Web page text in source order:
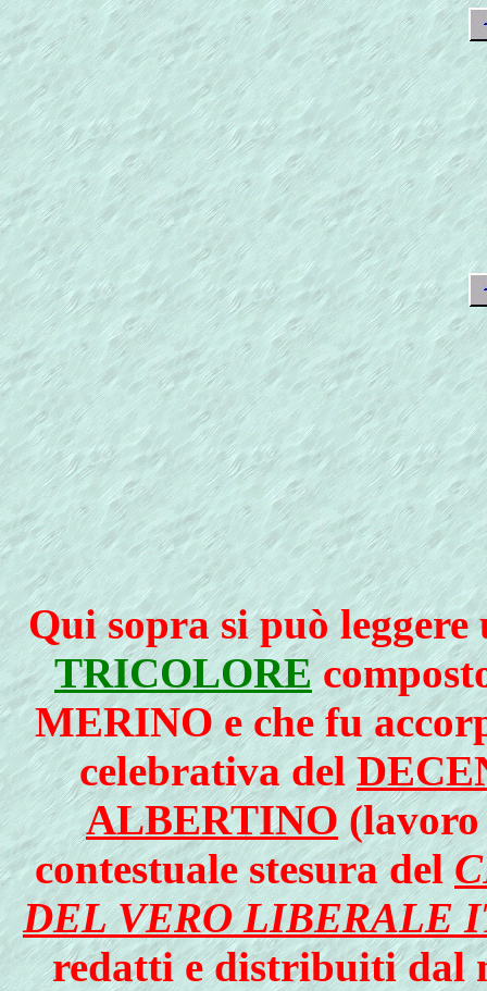
Qui sopra si può
TRICOLORE
MERINO e che fu
celebrativa del
ALBERTINO(lavoro
contestuale stesura del
DEL VERO LIBERALE
redatti e distribuiti dal